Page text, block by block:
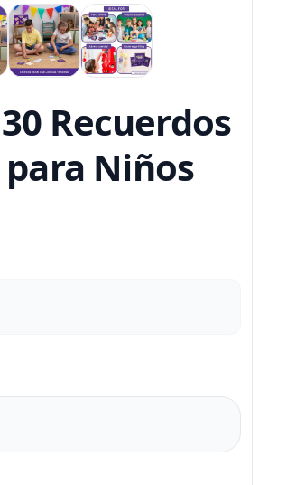
Recuerdos
Niños